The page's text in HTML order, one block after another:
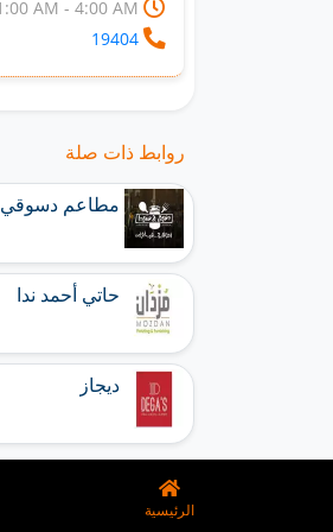
روابط ذات صلة
مطاعم دسوقي
حاتي أحمد ندا
ديجاز
الرئيسية